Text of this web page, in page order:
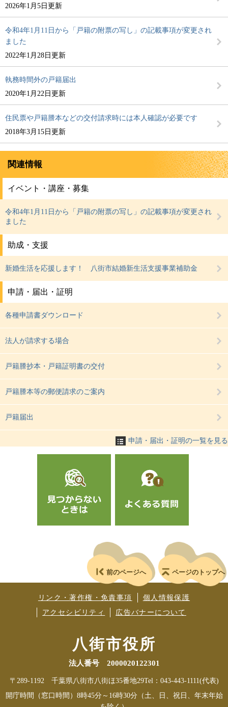
2026年1月5日更新
令和4年1月11日から「戸籍の附票の写し」の記載事項が変更され
ました
2022年1月28日更新
執務時間外の戸籍届出
2020年1月22日更新
住民票や戸籍謄本などの交付請求時には本人確認が必要です
2018年3月15日更新
関連情報
イベント・講座・募集
令和4年1月11日から「戸籍の附票の写し」の記載事項が変更され
ました
助成・支援
新婚生活を応援します！ 八街市結婚新生活支援事業補助金
申請・届出・証明
各種申請書ダウンロード
法人が請求する場合
戸籍謄抄本・戸籍証明書の交付
戸籍謄本等の郵便請求のご案内
戸籍届出
申請・届出・証明の一覧を見る
前のページへ ページのトップへ
リンク・著作権・免責事項
個人情報保護
アクセシビリティ
広告バナーについて
八街市役所
法人番号 2000020122301
〒289-1192 千葉県八街市八街ほ35番地29Tel：043-443-1111(代表)
開庁時間（窓口時間）8時45分～16時30分（土、日、祝日、年末年始